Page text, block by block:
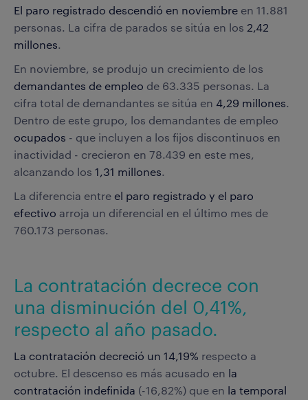
El paro registrado descendió en noviembre en 11.881
personas. La cifra de parados se sitúa en los 2,42
millones.
En noviembre, se produjo un crecimiento de los
demandantes de empleo de 63.335 personas. La
cifra total de demandantes se sitúa en 4,29 millones.
Dentro de este grupo, los demandantes de empleo
ocupados - que incluyen a los fijos discontinuos en
inactividad - crecieron en 78.439 en este mes,
alcanzando los 1,31 millones.
La diferencia entre el paro registrado y el paro
efectivo arroja un diferencial en el último mes de
760.173 personas.
La contratación decrece con
una disminución del 0,41%,
respecto al año pasado.
La contratación decreció un 14,19% respecto a
octubre. El descenso es más acusado en la
contratación indefinida (-16,82%) que en la temporal